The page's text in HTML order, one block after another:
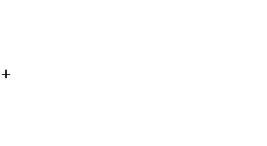
+